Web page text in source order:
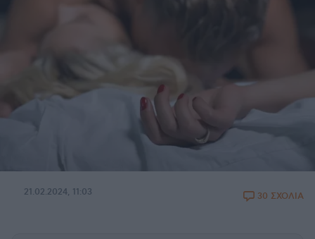
21.02.2024, 11:03 30 ΣΧΟΛΙΑ